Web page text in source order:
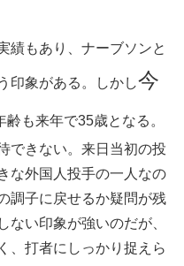
績もあり、ナーブソンと
印象がある。しかし今
齢も来年で35歳となる。
できない。来日当初の投
な外国人投手の一人なの
調子に戻せるか疑問が残
ない印象が強いのだが、
、打者にしっかり捉えら